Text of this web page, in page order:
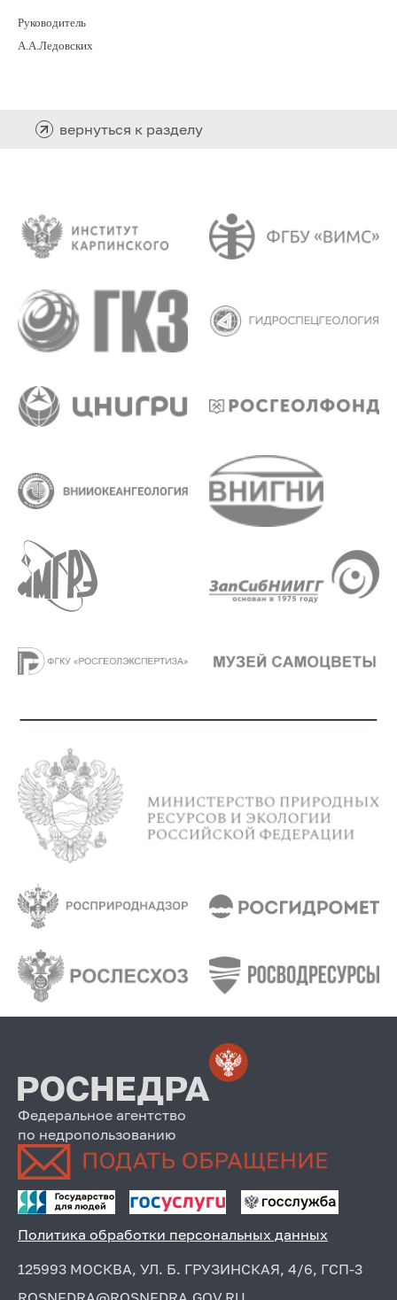
Руководитель
А.А.Ледовских
вернуться к разделу
Федеральное агентство
по недропользованию
Политика обработки персональных данных
125993 МОСКВА, УЛ. Б. ГРУЗИНСКАЯ, 4/6, ГСП-3